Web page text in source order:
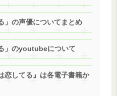
」の声優についてまとめ
」のyoutubeについて
恋してる』は各電子書籍か